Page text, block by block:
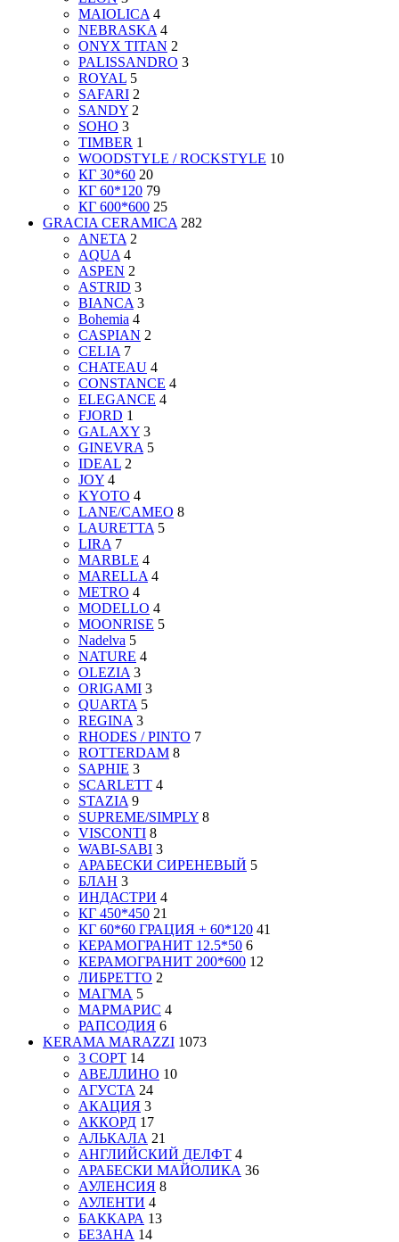
MAIOLICA 4
NEBRASKA 4
ONYX TITAN 2
PALISSANDRO 3
ROYAL 5
SAFARI 2
SANDY 2
SOHO 3
TIMBER 1
WOODSTYLE / ROCKSTYLE 10
КГ 30*60 20
КГ 60*120 79
КГ 600*600 25
GRACIA CERAMICA 282
ANETA 2
AQUA 4
ASPEN 2
ASTRID 3
BIANCA 3
Bohemia 4
CASPIAN 2
CELIA 7
CHATEAU 4
CONSTANCE 4
ELEGANCE 4
FJORD 1
GALAXY 3
GINEVRA 5
IDEAL 2
JOY 4
KYOTO 4
LANE/CAMEO 8
LAURETTA 5
LIRA 7
MARBLE 4
MARELLA 4
METRO 4
MODELLO 4
MOONRISE 5
Nadelva 5
NATURE 4
OLEZIA 3
ORIGAMI 3
QUARTA 5
REGINA 3
RHODES / PINTO 7
ROTTERDAM 8
SAPHIE 3
SCARLETT 4
STAZIA 9
SUPREME/SIMPLY 8
VISCONTI 8
WABI-SABI 3
АРАБЕСКИ СИРЕНЕВЫЙ 5
БЛАН 3
ИНДАСТРИ 4
КГ 450*450 21
КГ 60*60 ГРАЦИЯ + 60*120 41
КЕРАМОГРАНИТ 12.5*50 6
КЕРАМОГРАНИТ 200*600 12
ЛИБРЕТТО 2
МАГМА 5
МАРМАРИС 4
РАПСОДИЯ 6
KERAMA MARAZZI 1073
3 СОРТ 14
АВЕЛЛИНО 10
АГУСТА 24
АКАЦИЯ 3
АККОРД 17
АЛЬКАЛА 21
АНГЛИЙСКИЙ ДЕЛФТ 4
АРАБЕСКИ МАЙОЛИКА 36
АУЛЕНСИЯ 8
АУЛЕНТИ 4
БАККАРА 13
БЕЗАНА 14